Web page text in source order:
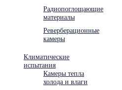
Радиопоглощающие
материалы
Реверберационные
камеры
Климатические
испытания
Камеры тепла
холода и влаги